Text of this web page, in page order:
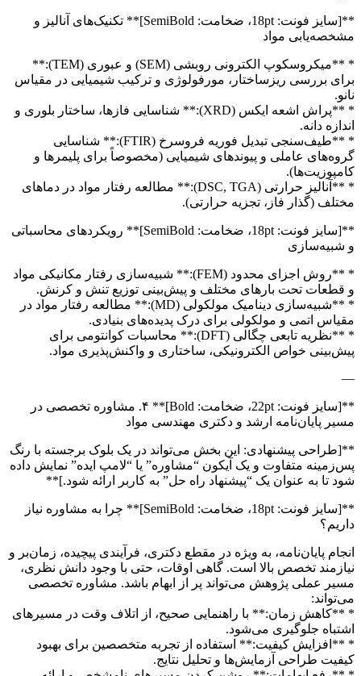
**[سایز فونت: 18pt، ضخامت: SemiBold]** تکنیک‌های آنالیز و
مشخصه‌یابی مواد
* **میکروسکوپ الکترونی روبشی (SEM) و عبوری (TEM):**
برای بررسی ریزساختار، مورفولوژی و ترکیب شیمیایی در مقیاس
نانو.
* **پراش اشعه ایکس (XRD):** شناسایی فازها، ساختار بلوری و
اندازه دانه.
* **طیف‌سنجی تبدیل فوریه فروسرخ (FTIR):** شناسایی
گروه‌های عاملی و پیوندهای شیمیایی (مخصوصاً برای پلیمرها و
کامپوزیت‌ها).
* **آنالیز حرارتی (DSC, TGA):** مطالعه رفتار مواد در دماهای
مختلف (گذار فاز، تجزیه حرارتی).
**[سایز فونت: 18pt، ضخامت: SemiBold]** رویکردهای محاسباتی
و شبیه‌سازی
* **روش اجزای محدود (FEM):** شبیه‌سازی رفتار مکانیکی مواد
و قطعات تحت بارهای مختلف و پیش‌بینی توزیع تنش و کرنش.
* **شبیه‌سازی دینامیک مولکولی (MD):** مطالعه رفتار مواد در
مقیاس اتمی و مولکولی برای درک پدیده‌های بنیادی.
* **نظریه تابعی چگالی (DFT):** محاسبات کوانتومی برای
پیش‌بینی خواص الکترونیکی، ساختاری و واکنش‌پذیری مواد.
—
**[سایز فونت: 22pt، ضخامت: Bold]** ۴. مشاوره تخصصی در
مسیر پایان‌نامه ارشد و دکتری مهندسی مواد
**[طراحی پیشنهادی: این بخش می‌تواند در یک بلوک برجسته با رنگ
پس‌زمینه متفاوت و یک آیکون “مشاوره” یا “لامپ ایده” نمایش داده
شود تا به عنوان یک “پیشنهاد راه حل” به کاربر ارائه شود.]**
**[سایز فونت: 18pt، ضخامت: SemiBold]** چرا به مشاوره نیاز
داریم؟
انجام پایان‌نامه، به ویژه در مقطع دکتری، فرآیندی پیچیده، زمان‌بر و
نیازمند تخصص بالا است. گاهی اوقات، حتی با وجود دانش نظری،
مسیر عملی پژوهش می‌تواند پر از ابهام باشد. مشاوره تخصصی
می‌تواند:
* **کاهش زمان:** با راهنمایی صحیح، از اتلاف وقت در مسیرهای
اشتباه جلوگیری می‌شود.
* **افزایش کیفیت:** استفاده از تجربه متخصصین برای بهبود
کیفیت طراحی آزمایش‌ها و تحلیل نتایج.